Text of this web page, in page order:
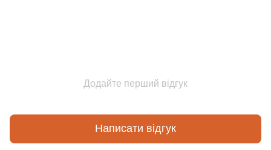
Додайте перший відгук
Написати відгук